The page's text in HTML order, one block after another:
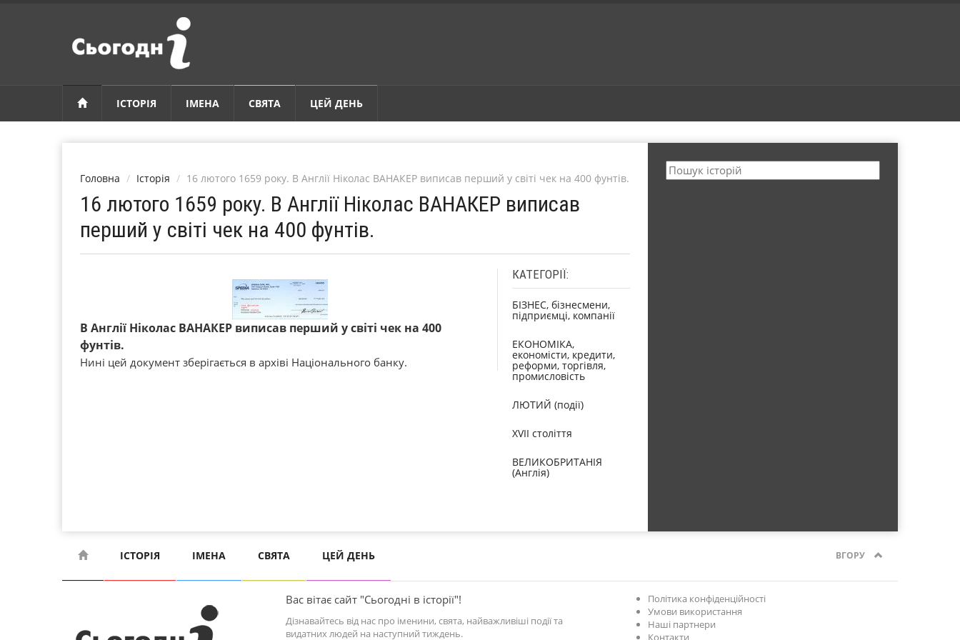
ІСТОРІЯ ІМЕНА СВЯТА ЦЕЙ ДЕНЬ
Головна Історія 16 лютого 1659 року. В Англії Ніколас ВАНАКЕР виписав перший у світі чек на 400 фунтів.
16 лютого 1659 року. В Англії Ніколас ВАНАКЕР виписав
перший у світі чек на 400 фунтів.
В Англії Ніколас ВАНАКЕР виписав перший у світі чек на 400
фунтів.
Нині цей документ зберігається в архіві Національного банку.
КАТЕГОРІЇ:
БІЗНЕС, бізнесмени,
підприємці, компанії
ЕКОНОМІКА,
економісти, кредити,
реформи, торгівля,
промисловість
ЛЮТИЙ (події)
XVII століття
ВЕЛИКОБРИТАНІЯ
(Англія)
ІСТОРІЯ ІМЕНА СВЯТА ЦЕЙ ДЕНЬ ВГОРУ
Вас вітає сайт "Сьогодні в історії"!
Дізнавайтесь від нас про іменини, свята, найважливіші події та
видатних людей на наступний тиждень.
Політика конфіденційності
Умови використання
Наші партнери
Контакти